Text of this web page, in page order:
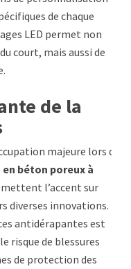
de chaque
LED permet non
court, mais aussi de
de la
majeure lors de
béton poreux à
l’accent sur
diverses innovations.
antidérapantes est
risque de blessures
de protection des